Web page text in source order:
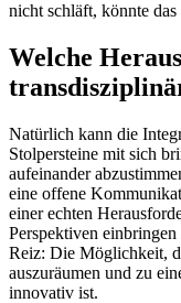
nicht schläft, könnte
Welche
Natürlich kann die
Stolpersteine mit sich
aufeinander
eine offene
einer echten
Perspektiven
Reiz: Die Möglichkeit,
auszuräumen und zu
innovativ ist.